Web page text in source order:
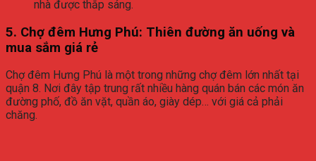
nhà được thắp sáng.
5. Chợ đêm Hưng Phú: Thiên đường ăn uống và
mua sắm giá rẻ
Chợ đêm Hưng Phú là một trong những chợ đêm lớn nhất tại
quận 8. Nơi đây tập trung rất nhiều hàng quán bán các món ăn
đường phố, đồ ăn vặt, quần áo, giày dép… với giá cả phải
chăng.